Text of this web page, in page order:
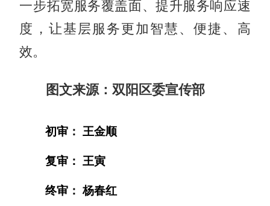
一步拓宽服务覆盖面、提升服务响应速
度，让基层服务更加智慧、便捷、高
效。
图文来源：双阳区委宣传部
初审： 王金顺
复审： 王寅
终审： 杨春红